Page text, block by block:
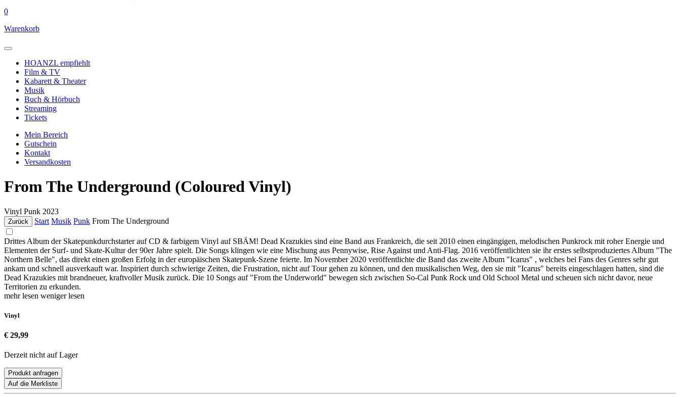
0
Warenkorb
HOANZL empfiehlt
Film & TV
Kabarett & Theater
Musik
Buch & Hörbuch
Streaming
Tickets
Mein Bereich
Gutschein
Kontakt
Versandkosten
From The Underground (Coloured Vinyl)
Vinyl Punk 2023
Zurück Start Musik Punk From The Underground
Drittes Album der Skatepunkdurchstarter auf CD & farbigem Vinyl auf SBÄM! Dead Krazukies sind eine Band aus Frankreich, die seit 2010 einen eingängigen, melodischen Punkrock mit roher Energie und
Elementen der Surf- und Skate-Kultur der 90er Jahre spielt. Die Songs klingen wie eine Mischung aus Pennywise, Rise Against und Anti-Flag. 2016 veröffentlichten sie ihr erstes selbstproduziertes Album "The
Northern Belle", das direkt einen großen Erfolg in der europäischen Skatepunk-Szene feierte. Im November 2020 veröffentlichte die Band das zweite Album "Icarus" , welches bei Fans des Genres sehr gut
ankam und schnell ausverkauft war. Inspiriert durch schwierige Zeiten, die Frustration, nicht auf Tour gehen zu können, und den musikalischen Weg, den sie mit "Icarus" bereits eingeschlagen hatten, sind die
Dead Krazukies mit brandneuer, kraftvoller Musik zurück. Die 10 Songs auf "From the Underworld" bewegen sich zwischen So-Cal Punk Rock und Old School Metal und scheuen sich nicht davor, neue
Territorien zu erkunden.
mehr lesen weniger lesen
Vinyl
€ 29,99
Derzeit nicht auf Lager
Produkt anfragen
Auf die Merkliste